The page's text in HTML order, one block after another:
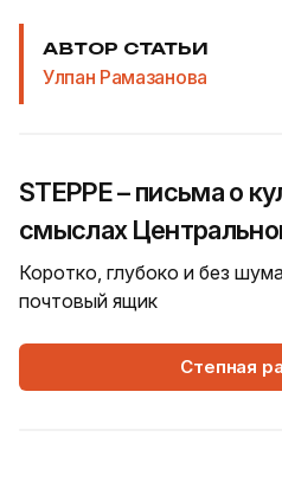
АВТОР СТАТЬИ
Улпан Рамазанова
STEPPE – письма о
смыслах
Коротко, глубоко и без
почтовый ящик
Степная